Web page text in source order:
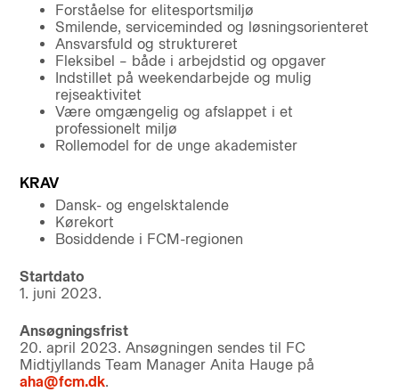
Forståelse for elitesportsmiljø
Smilende, serviceminded og løsningsorienteret
Ansvarsfuld og struktureret
Fleksibel – både i arbejdstid og opgaver
Indstillet på weekendarbejde og mulig
rejseaktivitet
Være omgængelig og afslappet i et
professionelt miljø
Rollemodel for de unge akademister
KRAV
Dansk- og engelsktalende
Kørekort
Bosiddende i FCM-regionen
Startdato
1. juni 2023.
Ansøgningsfrist
20. april 2023. Ansøgningen sendes til FC
Midtjyllands Team Manager Anita Hauge på
aha@fcm.dk.